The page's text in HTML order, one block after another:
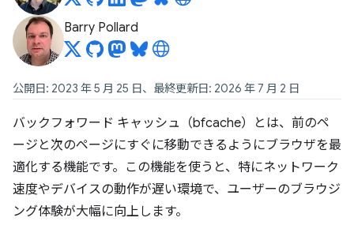
Barry Pollard
公開日: 2023 年 5 月 25 日、最終更新日: 2026 年 7 月 2 日
バックフォワード キャッシュ（bfcache）とは、前のペ
ージと次のページにすぐに移動できるようにブラウザを最
適化する機能です。この機能を使うと、特にネットワーク
速度やデバイスの動作が遅い環境で、ユーザーのブラウジ
ング体験が大幅に向上します。